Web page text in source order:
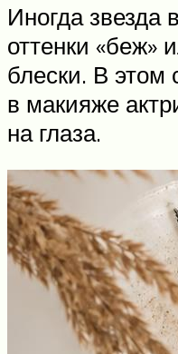
Иногда звезда
оттенки «беж»
блески. В этом
в макияже
на глаза.